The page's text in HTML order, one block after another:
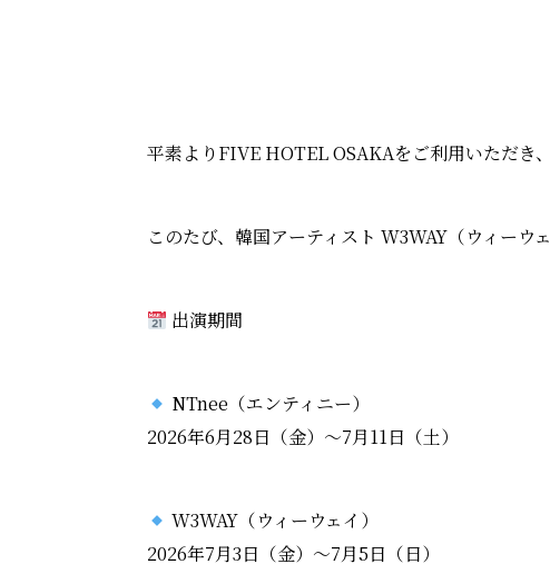
平素よりFIVE HOTEL OSAKAをご利用いただき
このたび、韓国アーティスト W3WAY（ウィーウェ
出演期間
NTnee（エンティニー）
2026年6月28日（金）～7月11日（土）
W3WAY（ウィーウェイ）
2026年7月3日（金）～7月5日（日）